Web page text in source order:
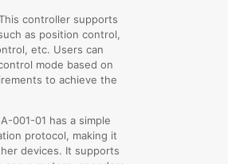
controller supports
as position control,
etc. Users can
mode based on
to achieve the
001-01 has a simple
protocol, making it
devices. It supports